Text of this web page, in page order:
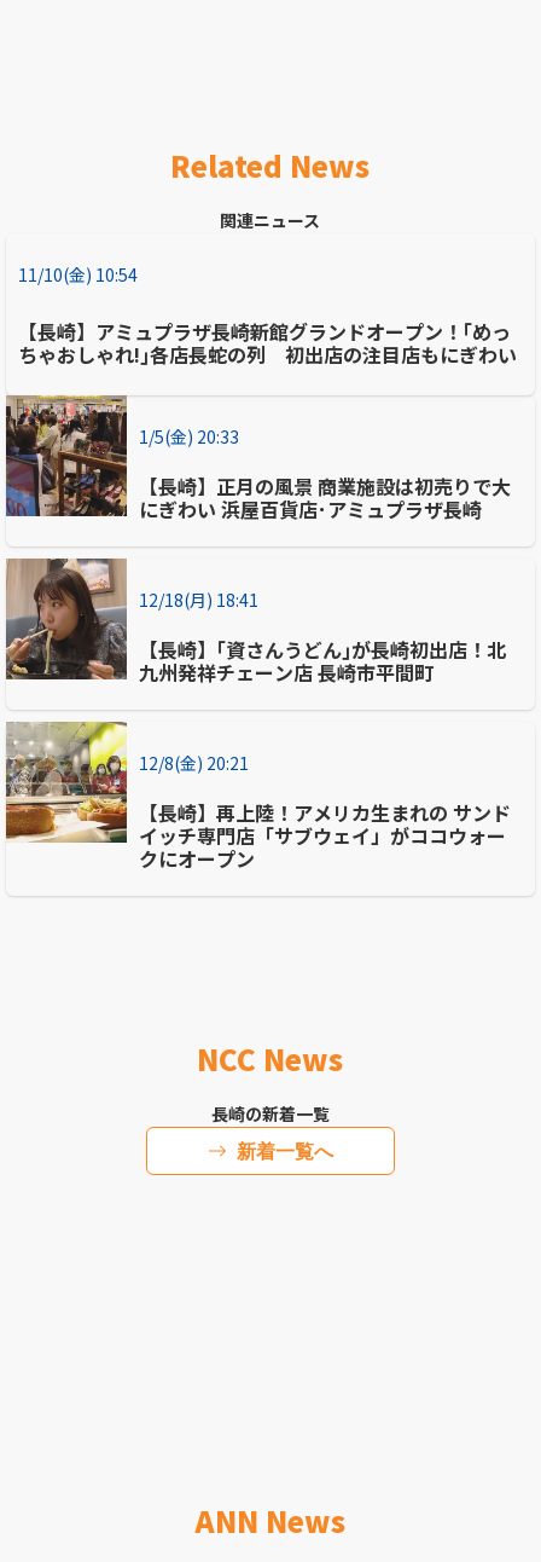
Related News
関連ニュース
11/10(金) 10:54
【長崎】アミュプラザ長崎新館グランドオープン！｢めっ
ちゃおしゃれ!｣各店長蛇の列 初出店の注目店もにぎわい
1/5(金) 20:33
【長崎】正月の風景 商業施設は初売りで大
にぎわい 浜屋百貨店･アミュプラザ長崎
12/18(月) 18:41
【長崎】｢資さんうどん｣が長崎初出店！北
九州発祥チェーン店 長崎市平間町
12/8(金) 20:21
【長崎】再上陸！アメリカ生まれの サンド
イッチ専門店「サブウェイ」がココウォー
クにオープン
NCC News
長崎の新着一覧
新着一覧へ
ANN News